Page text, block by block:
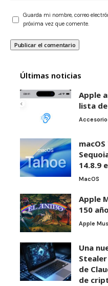
Guarda mi nombre, correo
próxima vez que comente.
Últimas noticias
Apple
lista
14.8.9
MacOS
Apple
150
Apple
Una
de
de